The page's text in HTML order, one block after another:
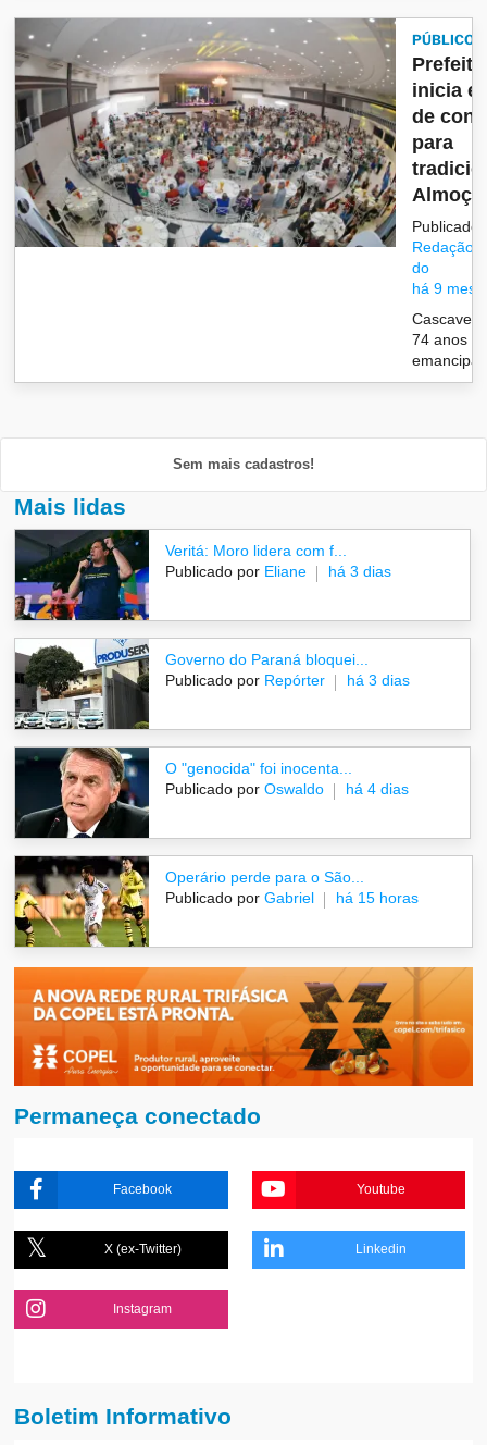
PÚBLICO
inicia
de
para
Publicado
Redação/
do
há 9
Cascavel
74 anos
Sem mais cadastros!
Mais lidas
Veritá: Moro lidera com f...
Publicado por Eliane há 3 dias
Governo do Paraná bloquei...
Publicado por Repórter há 3 dias
O "genocida" foi inocenta...
Publicado por Oswaldo há 4 dias
Operário perde para o São...
Publicado por Gabriel há 15 horas
Permaneça conectado
Facebook Youtube
X (ex-Twitter) Linkedin
Instagram
Boletim Informativo